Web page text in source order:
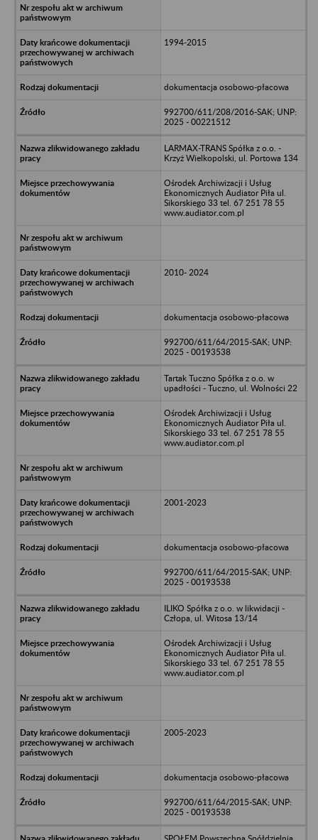
1994-2015
dokumentacja osobowo-płacowa
992700/611/208/2016-SAK; UNP:
2025 - 00221512
LARMAX-TRANS Spółka z o.o. -
Krzyż Wielkopolski, ul. Portowa 134
Ośrodek Archiwizacji i Usług
Ekonomicznych Audiator Piła ul.
Sikorskiego 33 tel. 67 251 78 55
www.audiator.com.pl
2010- 2024
dokumentacja osobowo-płacowa
992700/611/64/2015-SAK; UNP:
2025 - 00193538
Tartak Tuczno Spółka z o.o. w
upadłości - Tuczno, ul. Wolności 22
Ośrodek Archiwizacji i Usług
Ekonomicznych Audiator Piła ul.
Sikorskiego 33 tel. 67 251 78 55
www.audiator.com.pl
2001-2023
dokumentacja osobowo-płacowa
992700/611/64/2015-SAK; UNP:
2025 - 00193538
ILIKO Spółka z o.o. w likwidacji -
Człopa, ul. Witosa 13/14
Ośrodek Archiwizacji i Usług
Ekonomicznych Audiator Piła ul.
Sikorskiego 33 tel. 67 251 78 55
www.audiator.com.pl
2005-2023
dokumentacja osobowo-płacowa
992700/611/64/2015-SAK; UNP:
2025 - 00193538